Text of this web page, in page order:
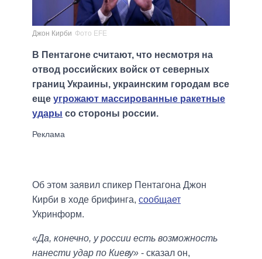
Джон Кирби Фото EFE
В Пентагоне считают, что несмотря на
отвод российских войск от северных
границ Украины, украинским городам все
еще угрожают массированные ракетные
удары со стороны россии.
Об этом заявил спикер Пентагона Джон
Кирби в ходе брифинга, сообщает
Укринформ.
«Да, конечно, у россии есть возможность
нанести удар по Киеву» - сказал он,